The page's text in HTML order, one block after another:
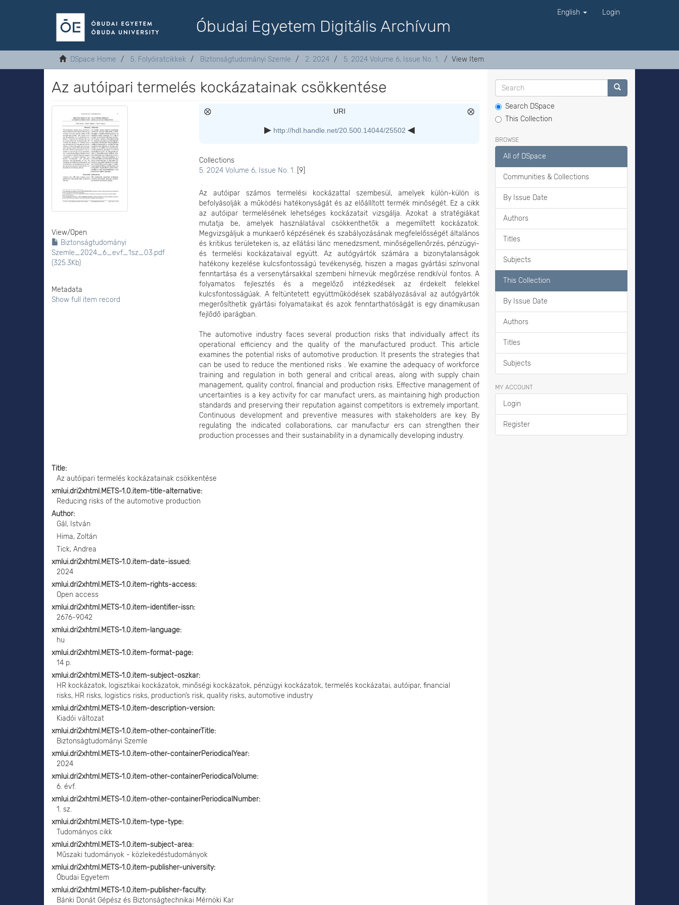
Óbudai Egyetem Digitális Archívum
English Login
DSpace Home 5. Folyóiratcikkek Biztonságtudományi Szemle 2. 2024 5. 2024 Volume 6, Issue No. 1. View Item
Az autóipari termelés kockázatainak csökkentése
View/Open
Biztonságtudományi
Szemle_2024_6_evf_1sz_03.pdf
(325.3Kb)
Metadata
Show full item record
URI
http://hdl.handle.net/20.500.14044/25502
Collections
5. 2024 Volume 6, Issue No. 1. [9]
Az autóipar számos termelési kockázattal szembesül, amelyek külön-külön is
befolyásolják a működési hatékonyságát és az előállított termék minőségét. Ez a cikk
az autóipar termelésének lehetséges kockázatait vizsgálja. Azokat a stratégiákat
mutatja be, amelyek használatával csökkenthetők a megemlített kockázatok.
Megvizsgáljuk a munkaerő képzésének és szabályozásának megfelelősségét általános
és kritikus területeken is, az ellátási lánc menedzsment, minőségellenőrzés, pénzügyi-
és termelési kockázataival együtt. Az autógyártók számára a bizonytalanságok
hatékony kezelése kulcsfontosságú tevékenység, hiszen a magas gyártási színvonal
fenntartása és a versenytársakkal szembeni hírnevük megőrzése rendkívül fontos. A
folyamatos fejlesztés és a megelőző intézkedések az érdekelt felekkel
kulcsfontosságúak. A feltüntetett együttműködések szabályozásával az autógyártók
megerősíthetik gyártási folyamataikat és azok fenntarthatóságát is egy dinamikusan
fejlődő iparágban.
The automotive industry faces several production risks that individually affect its
operational efficiency and the quality of the manufactured product. This article
examines the potential risks of automotive production. It presents the strategies that
can be used to reduce the mentioned risks . We examine the adequacy of workforce
training and regulation in both general and critical areas, along with supply chain
management, quality control, financial and production risks. Effective management of
uncertainties is a key activity for car manufact urers, as maintaining high production
standards and preserving their reputation against competitors is extremely important.
Continuous development and preventive measures with stakeholders are key. By
regulating the indicated collaborations, car manufactur ers can strengthen their
production processes and their sustainability in a dynamically developing industry.
Title
Az autóipari termelés kockázatainak csökkentése
xmlui.dri2xhtml.METS-1.0.item-title-alternative
Reducing risks of the automotive production
Author
Gál, István
Hima, Zoltán
Tick, Andrea
xmlui.dri2xhtml.METS-1.0.item-date-issued
2024
xmlui.dri2xhtml.METS-1.0.item-rights-access
Open access
xmlui.dri2xhtml.METS-1.0.item-identifier-issn
2676-9042
xmlui.dri2xhtml.METS-1.0.item-language
hu
xmlui.dri2xhtml.METS-1.0.item-format-page
14 p.
xmlui.dri2xhtml.METS-1.0.item-subject-oszkar
HR kockázatok, logisztikai kockázatok, minőségi kockázatok, pénzügyi kockázatok, termelés kockázatai, autóipar, financial
risks, HR risks, logistics risks, production’s risk, quality risks, automotive industry
xmlui.dri2xhtml.METS-1.0.item-description-version
Kiadói változat
xmlui.dri2xhtml.METS-1.0.item-other-containerTitle
Biztonságtudományi Szemle
xmlui.dri2xhtml.METS-1.0.item-other-containerPeriodicalYear
2024
xmlui.dri2xhtml.METS-1.0.item-other-containerPeriodicalVolume
6. évf.
xmlui.dri2xhtml.METS-1.0.item-other-containerPeriodicalNumber
1. sz.
xmlui.dri2xhtml.METS-1.0.item-type-type
Tudományos cikk
xmlui.dri2xhtml.METS-1.0.item-subject-area
Műszaki tudományok - közlekedéstudományok
xmlui.dri2xhtml.METS-1.0.item-publisher-university
Óbudai Egyetem
xmlui.dri2xhtml.METS-1.0.item-publisher-faculty
Bánki Donát Gépész és Biztonságtechnikai Mérnöki Kar
Search DSpace
This Collection
BROWSE
All of DSpace
Communities & Collections
By Issue Date
Authors
Titles
Subjects
This Collection
By Issue Date
Authors
Titles
Subjects
MY ACCOUNT
Login
Register